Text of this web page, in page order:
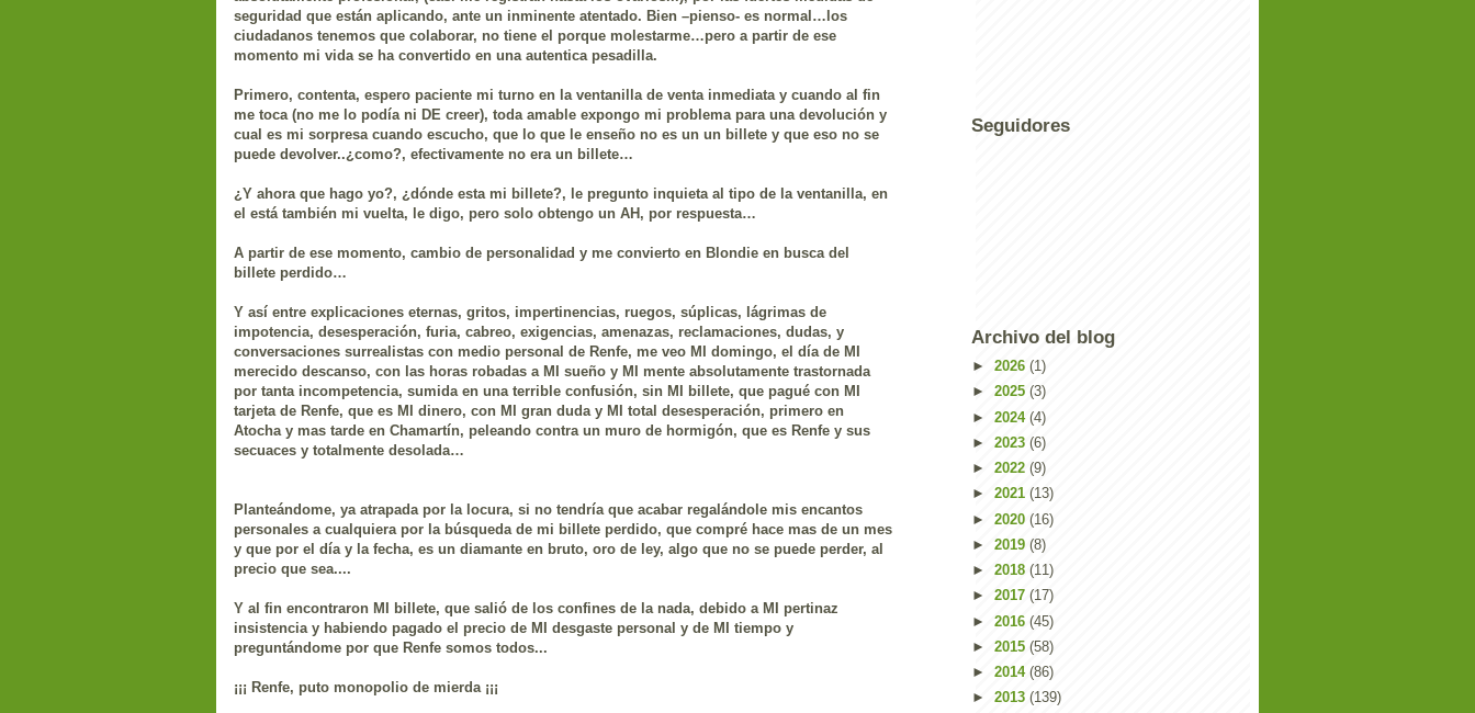
seguridad que están aplicando, ante un inminente atentado. Bien –pienso- es normal…los
ciudadanos tenemos que colaborar, no tiene el porque molestarme…pero a partir de ese
momento mi vida se ha convertido en una autentica pesadilla.
Primero, contenta, espero paciente mi turno en la ventanilla de venta inmediata y cuando al fin
me toca (no me lo podía ni DE creer), toda amable expongo mi problema para una devolución y
cual es mi sorpresa cuando escucho, que lo que le enseño no es un un billete y que eso no se
puede devolver..¿como?, efectivamente no era un billete…
¿Y ahora que hago yo?, ¿dónde esta mi billete?, le pregunto inquieta al tipo de la ventanilla, en
el está también mi vuelta, le digo, pero solo obtengo un AH, por respuesta…
A partir de ese momento, cambio de personalidad y me convierto en Blondie en busca del
billete perdido…
Y así entre explicaciones eternas, gritos, impertinencias, ruegos, súplicas, lágrimas de
impotencia, desesperación, furia, cabreo, exigencias, amenazas, reclamaciones, dudas, y
conversaciones surrealistas con medio personal de Renfe, me veo MI domingo, el díade MI
merecido descanso, con las horas robadas a MI sueño y MI mente absolutamente trastornada
por tanta incompetencia, sumida en una terrible confusión, sin MI billete, que pagué con MI
tarjeta de Renfe, que es MI dinero, con MI gran duda y MI total desesperación, primero en
Atocha y mas tarde en Chamartín, peleando contra un muro de hormigón, que es Renfe y sus
secuaces y totalmente desolada…
Planteándome, ya atrapada por la locura, si no tendría que acabar regalándole mis encantos
personales a cualquiera por la búsqueda de mi billete perdido, que compré hace mas de un mes
y que por el díay la fecha, es un diamante en bruto, oro de ley, algo que no se puede perder, al
precio que sea....
Y al fin encontraron MI billete, que salió de los confines de la nada, debido a MI pertinaz
insistencia y habiendo pagado el precio de MI desgaste personal y de MI tiempo y
preguntándome por que Renfe somos todos...
¡¡¡ Renfe, puto monopolio de mierda ¡¡¡
Seguidores
Archivo del blog
► 2026 (1)
► 2025 (3)
► 2024 (4)
► 2023 (6)
► 2022 (9)
► 2021 (13)
► 2020 (16)
► 2019 (8)
► 2018 (11)
► 2017 (17)
► 2016 (45)
► 2015 (58)
► 2014 (86)
► 2013 (139)